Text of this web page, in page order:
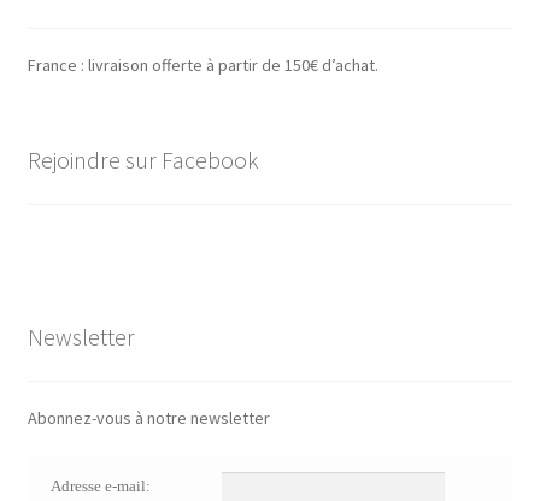
France : livraison offerte à partir de 150€ d’achat.
Rejoindre sur Facebook
Newsletter
Abonnez-vous à notre newsletter
Adresse e-mail: